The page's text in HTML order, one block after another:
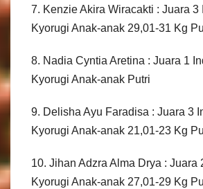
7. Kenzie Akira Wiracakti : Juara 3
Kyorugi Anak-anak 29,01-31 Kg
8. Nadia Cyntia Aretina : Juara 1
Kyorugi Anak-anak Putri
9. Delisha Ayu Faradisa : Juara 3
Kyorugi Anak-anak 21,01-23 Kg
10. Jihan Adzra Alma Drya : Juara
Kyorugi Anak-anak 27,01-29 Kg